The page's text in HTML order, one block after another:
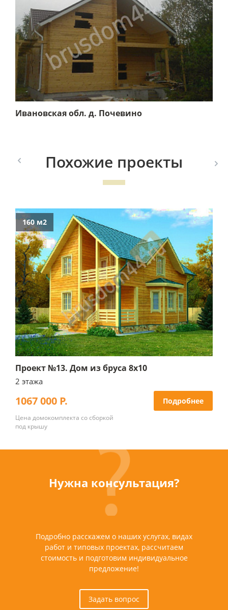
Ивановская обл. д. Почевино
Похожие проекты
160 м2
Проект №13. Дом из бруса 8х10
2 этажа
1067 000 Р. Подробнее
Цена домокомплекта со сборкой
под крышу
Нужна консультация?
Подробно расскажем о наших услугах, видах
работ и типовых проектах, рассчитаем
стоимость и подготовим индивидуальное
предложение!
Задать вопрос